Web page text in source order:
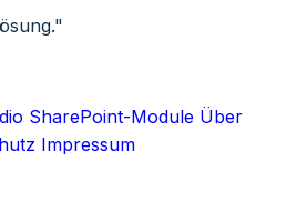
SharePoint-Module Über
Impressum